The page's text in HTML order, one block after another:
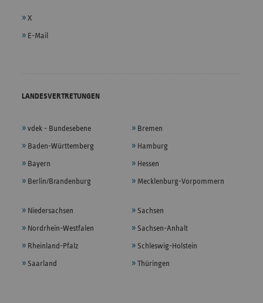
X
E-Mail
LANDESVERTRETUNGEN
vdek - Bundesebene
Baden-Württemberg
Bayern
Berlin/Brandenburg
Bremen
Hamburg
Hessen
Mecklenburg-Vorpommern
Niedersachsen
Nordrhein-Westfalen
Rheinland-Pfalz
Saarland
Sachsen
Sachsen-Anhalt
Schleswig-Holstein
Thüringen